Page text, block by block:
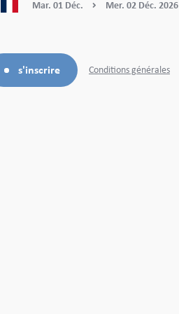
Mar. 01 Déc. Mer. 02 Déc. 2026
s'inscrire Conditions générales